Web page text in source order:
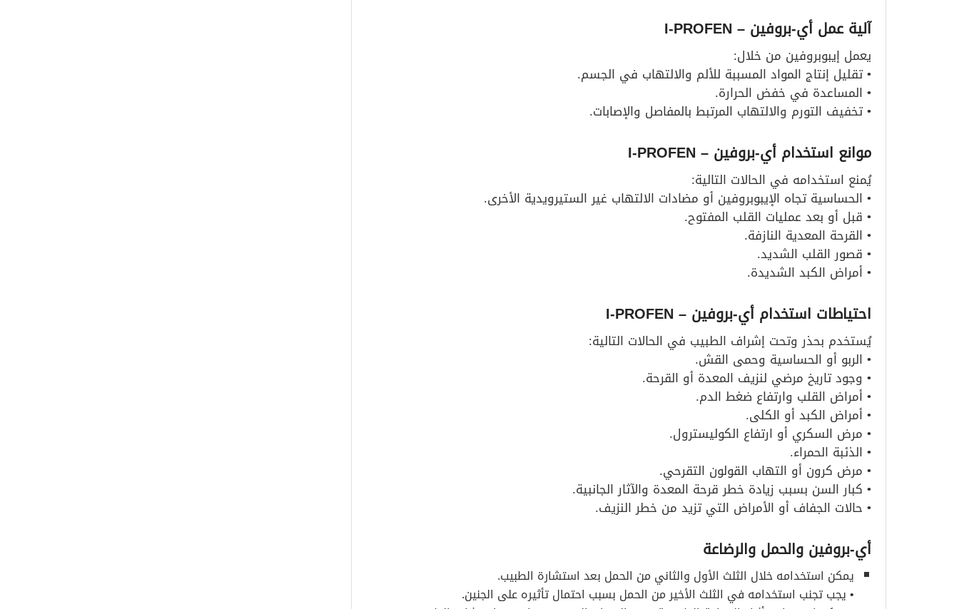
آلية عمل أي-بروفين – I-PROFEN
يعمل إيبوبروفين من خلال:
• تقليل إنتاج المواد المسببة للألم والالتهاب في الجسم.
• المساعدة في خفض الحرارة.
• تخفيف التورم والالتهاب المرتبط بالمفاصل والإصابات.
موانع استخدام أي-بروفين – I-PROFEN
يُمنع استخدامه في الحالات التالية:
• الحساسية تجاه الإيبوبروفين أو مضادات الالتهاب غير الستيرويدية الأخرى.
• قبل أو بعد عمليات القلب المفتوح.
• القرحة المعدية النازفة.
• قصور القلب الشديد.
• أمراض الكبد الشديدة.
احتياطات استخدام أي-بروفين – I-PROFEN
يُستخدم بحذر وتحت إشراف الطبيب في الحالات التالية:
• الربو أو الحساسية وحمى القش.
• وجود تاريخ مرضي لنزيف المعدة أو القرحة.
• أمراض القلب وارتفاع ضغط الدم.
• أمراض الكبد أو الكلى.
• مرض السكري أو ارتفاع الكوليسترول.
• الذئبة الحمراء.
• مرض كرون أو التهاب القولون التقرحي.
• كبار السن بسبب زيادة خطر قرحة المعدة والآثار الجانبية.
• حالات الجفاف أو الأمراض التي تزيد من خطر النزيف.
أي-بروفين والحمل والرضاعة
يمكن استخدامه خلال الثلث الأول والثاني من الحمل بعد استشارة الطبيب.
• يجب تجنب استخدامه في الثلث الأخير من الحمل بسبب احتمال تأثيره على الجنين.